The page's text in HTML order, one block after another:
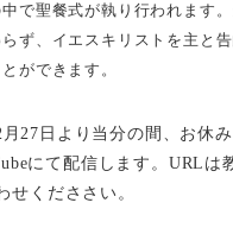
で聖餐式が執り行われます
ず、イエスキリストを主と
ができます。
27日より当分の間、お休み
にて配信します。URLは
せくだささい。